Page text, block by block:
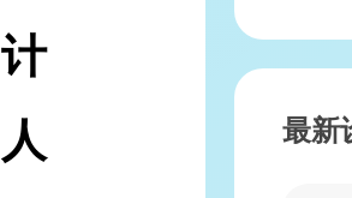
计
人
最新